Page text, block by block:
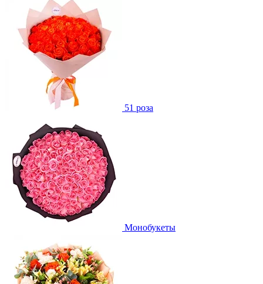
51 роза
Монобукеты